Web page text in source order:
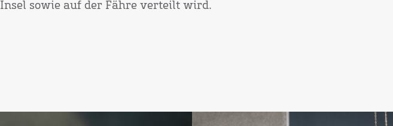
Insel sowie auf der Fähre verteilt wird.